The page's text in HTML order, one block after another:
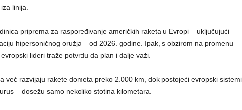
linija.
priprema za raspoređivanje američkih raketa u Evropi – uključujući
hipersoničnog oružja – od 2026. godine. Ipak, s obzirom na promenu
lideri traže potvrdu da plan i dalje važi.
već razvijaju rakete dometa preko 2.000 km, dok postojeći evropski sistemi
– dosežu samo nekoliko stotina kilometara.